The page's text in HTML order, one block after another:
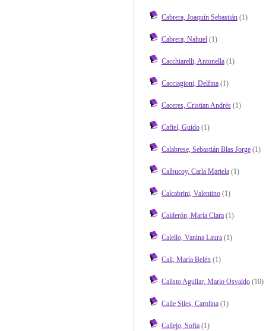
Cabrera, Joaquín Sebastián(1)
Cabrera, Nahuel(1)
Cacchiarelli, Antonella(1)
Cacciagioni, Delfina(1)
Caceres, Cristian Andrés(1)
Cafiel, Guido(1)
Calabrese, Sebastián Blas Jorge(1)
Calbucoy, Carla Mariela(1)
Calcabrini, Valentino(1)
Calderón, María Clara(1)
Calello, Vanina Laura(1)
Cali, María Belén(1)
Calisto Aguilar, Mario Osvaldo(10)
Calle Siles, Carolina(1)
Callejo, Sofía(1)